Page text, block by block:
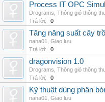
Process IT OPC
Drograms Thông gió thông
Trả lời:
0
Tăng năng suất cây
nana01
Giao lưu
Trả lời:
0
dragonvision 1.0
Drograms Thông gió thông
Trả lời:
0
Kỹ thuật dùng phân
nana01
Giao lưu